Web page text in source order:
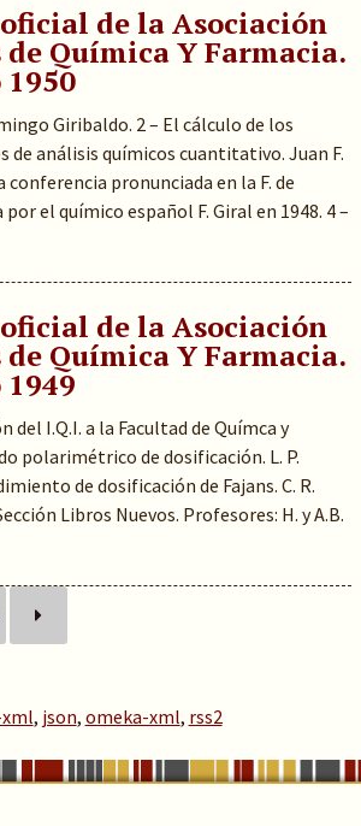
de la Asociación
Química Y Farmacia.
1950
Giribaldo. 2 – El cálculo de los
de análisis químicos cuantitativo. Juan F.
conferencia pronunciada en la F. de
el químico español F. Giral en 1948. 4 –
de la Asociación
Química Y Farmacia.
1949
del I.Q.I. a la Facultad de Químca y
polarimétrico de dosificación. L. P.
de dosificación de Fajans. C. R.
Libros Nuevos. Profesores: H. y A.B.
, json, omeka-xml, rss2